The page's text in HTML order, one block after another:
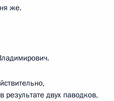
же.
двух паводков,